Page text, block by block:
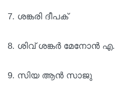
7. ശങ്കരി ദീപക്
8. ശിവ് ശങ്കർ മേനോൻ എ.
9. സിയ ആൻ സാജു